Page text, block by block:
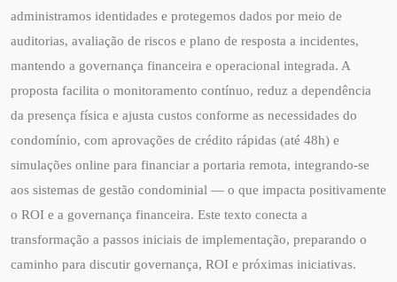
administramos identidades e protegemos dados por meio de
auditorias, avaliação de riscos e plano de resposta a incidentes,
mantendo a governança financeira e operacional integrada. A
proposta facilita o monitoramento contínuo, reduz a dependência
da presença física e ajusta custos conforme as necessidades do
condomínio, com aprovações de crédito rápidas (até 48h) e
simulações online para financiar a portaria remota, integrando-se
aos sistemas de gestão condominial — o que impacta positivamente
o ROI e a governança financeira. Este texto conecta a
transformação a passos iniciais de implementação, preparando o
caminho para discutir governança, ROI e próximas iniciativas.